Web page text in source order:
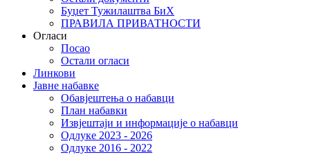
Буџет Тужилаштва БиХ
ПРАВИЛА ПРИВАТНОСТИ
Огласи
Посао
Остали огласи
Линкови
Јавне набавке
Обавјештења о набавци
План набавки
Извјештаји и информације о набавци
Одлуке 2023 - 2026
Одлуке 2016 - 2022